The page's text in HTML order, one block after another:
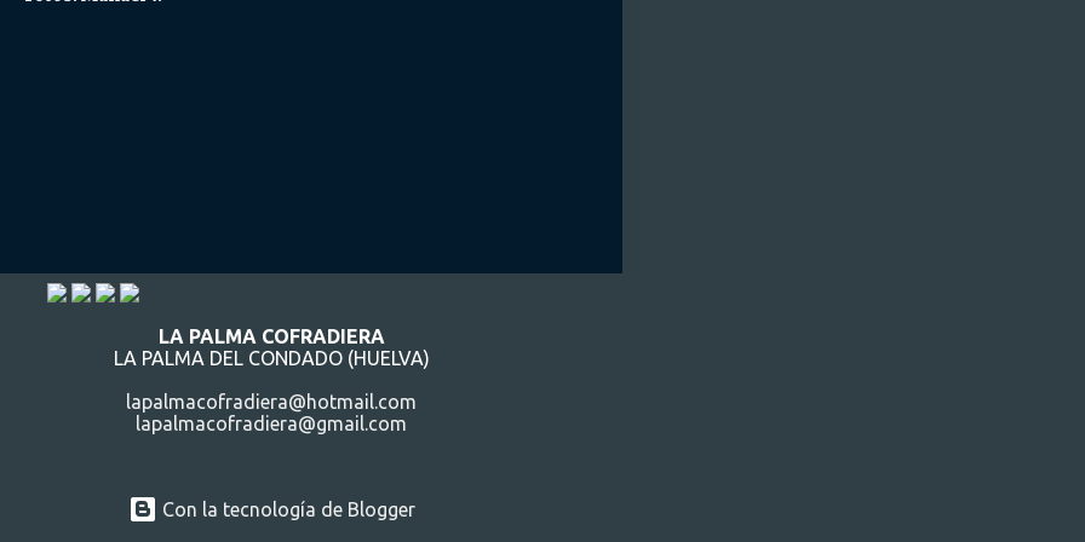
LA PALMA COFRADIERA
LA PALMA DEL CONDADO (HUELVA)
lapalmacofradiera@hotmail.com
lapalmacofradiera@gmail.com
Con la tecnología de Blogger